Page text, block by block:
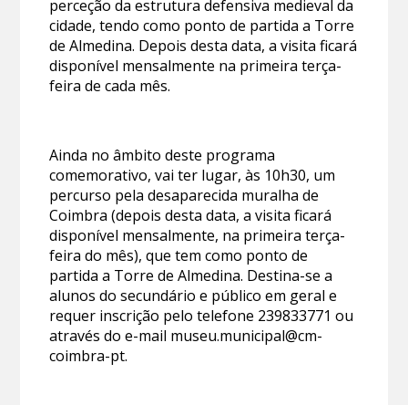
perceção da estrutura defensiva medieval da
cidade, tendo como ponto de partida a Torre
de Almedina. Depois desta data, a visita ficará
disponível mensalmente na primeira terça-
feira de cada mês.
Ainda no âmbito deste programa
comemorativo, vai ter lugar, às 10h30, um
percurso pela desaparecida muralha de
Coimbra (depois desta data, a visita ficará
disponível mensalmente, na primeira terça-
feira do mês), que tem como ponto de
partida a Torre de Almedina. Destina-se a
alunos do secundário e público em geral e
requer inscrição pelo telefone 239833771 ou
através do e-mail museu.municipal@cm-
coimbra-pt.